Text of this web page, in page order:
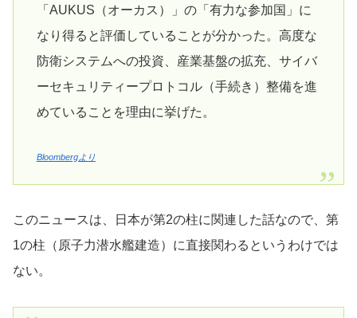
「AUKUS（オーカス）」の「有力な参加国」に
なり得ると評価していることが分かった。高度な
防衛システムへの投資、産業基盤の拡充、サイバ
ーセキュリティープロトコル（手続き）整備を進
めていることを理由に挙げた。
Bloombergより
このニュースは、日本が第2の柱に関連した話なので、第
1の柱（原子力潜水艦建造）に直接関わるというわけでは
ない。